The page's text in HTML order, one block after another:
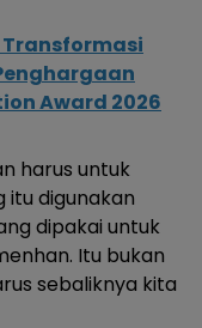
Transformasi
Award 2026
harus untuk
itu digunakan
dipakai untuk
Itu bukan
sebaliknya kita